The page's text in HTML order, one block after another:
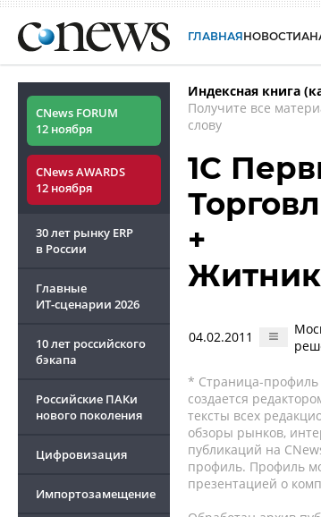
ГЛАВНАЯНОВОСТИ
CNews FORUM
12 ноября
CNews AWARDS
12 ноября
30 лет рынку ERP
в России
Главные
ИТ-сценарии 2026
10 лет российского
бэкапа
Российские ПАКи
нового поколения
Цифровизация
Импортозамещение
Индексная книга
Получите все
слову
1С
+
04.02.2011
* Страница-профиль
создается
тексты всех
обзоры рынков,
публикаций на
профиль. Профиль
презентацией о